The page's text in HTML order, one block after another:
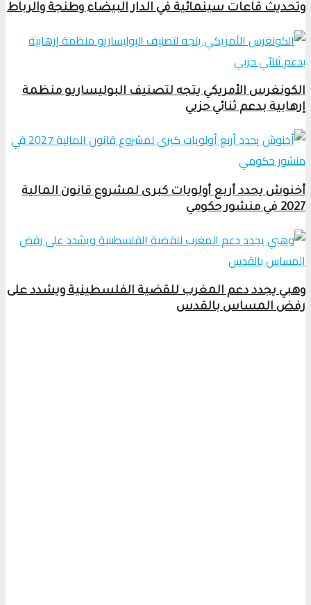
وتحديث قاعات سينمائية في الدار البيضاء وطنجة والرباط
الكونغرس الأمريكي يتجه لتصنيف البوليساريو منظمة
إرهابية بدعم ثنائي حزبي
أخنوش يحدد أربع أولويات كبرى لمشروع قانون المالية
2027 في منشور حكومي
وهبي يجدد دعم المغرب للقضية الفلسطينية ويشدد على
رفض المساس بالقدس